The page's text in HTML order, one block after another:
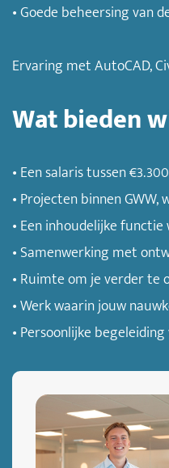
• Goede beheersing van
Ervaring met AutoCAD,
Wat bieden
• Een salaris tussen
• Projecten binnen
• Een inhoudelijke
• Samenwerking met
• Ruimte om je verder te
• Werk waarin jouw
• Persoonlijke